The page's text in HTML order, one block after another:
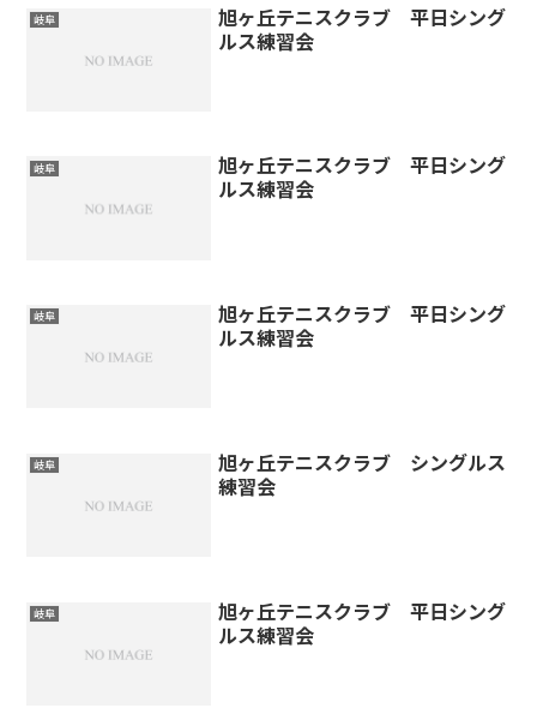
岐阜
旭ヶ丘テニスクラブ 平日シング
ルス練習会
岐阜
旭ヶ丘テニスクラブ 平日シング
ルス練習会
岐阜
旭ヶ丘テニスクラブ 平日シング
ルス練習会
岐阜
旭ヶ丘テニスクラブ シングルス
練習会
岐阜
旭ヶ丘テニスクラブ 平日シング
ルス練習会